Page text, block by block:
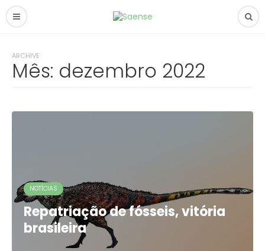
ARCHIVE
Mês: dezembro 2022
NOTÍCIAS
Repatriação de fósseis, vitória
brasileira